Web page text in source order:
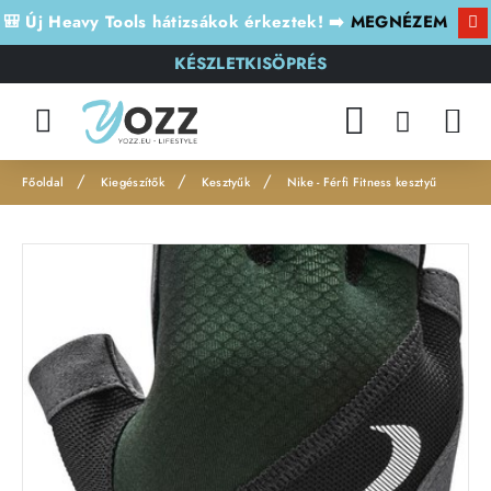
🎒 Új Heavy Tools hátizsákok érkeztek! ➡️ MEGNÉZEM
KÉSZLETKISÖPRÉS
h
Kiegészítők Kesztyűk Nike - Férfi Fitness kesztyű